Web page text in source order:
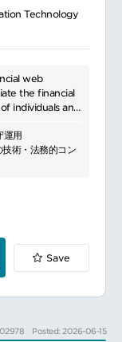
Technology
web
the financial
individuals and
the ultimate
Our
economic
deferred
運用
術・法務的コン
ィ・ガバナンス
Save
Posted: 2026-06-15